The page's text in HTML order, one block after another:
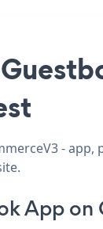
-
App on